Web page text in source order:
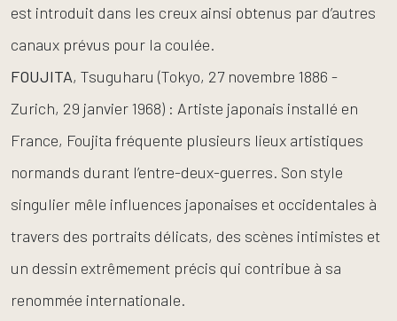
est introduit dans les creux ainsi obtenus par d’autres
canaux prévus pour la coulée.
FOUJITA, Tsuguharu (Tokyo, 27 novembre 1886 -
Zurich, 29 janvier 1968) : Artiste japonais installé en
France, Foujita fréquente plusieurs lieux artistiques
normands durant l’entre-deux-guerres. Son style
singulier mêle influences japonaises et occidentales à
travers des portraits délicats, des scènes intimistes et
un dessin extrêmement précis qui contribue à sa
renommée internationale.